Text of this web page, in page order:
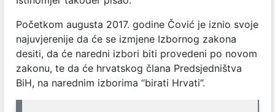
Početkom augusta 2017. godine Čović je iznio svoje
najuvjerenije da će se izmjene Izbornog zakona
desiti, da će naredni izbori biti provedeni po novom
zakonu, te da će hrvatskog člana Predsjedništva
BiH, na narednim izborima “birati Hrvati”.